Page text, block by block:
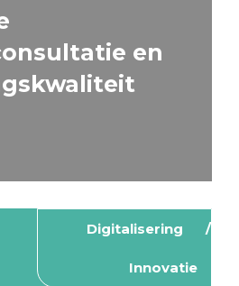
en
Digitalisering
Innovatie